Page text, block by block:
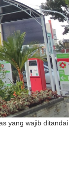
yang wajib ditandai